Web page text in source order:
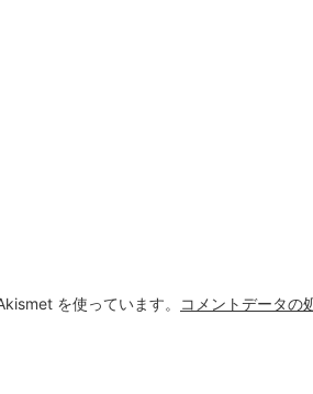
を使っています。
コメントデータの